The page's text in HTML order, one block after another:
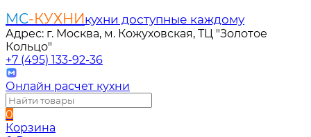
МС-КУХНИкухни доступные каждому
Адрес: г. Москва, м. Кожуховская, ТЦ "Золотое
Кольцо"
+7 (495) 133-92-36
Онлайн расчет кухни
0
Корзина